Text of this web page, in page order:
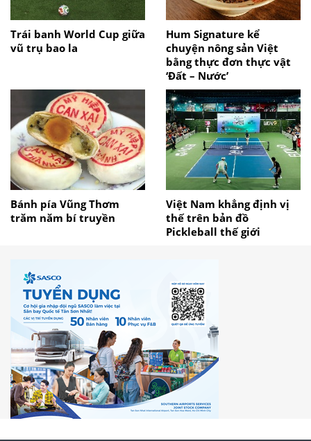
Trái banh World Cup giữa
vũ trụ bao la
Hum Signature kể
chuyện nông sản Việt
bằng thực đơn thực vật
‘Đất – Nước’
Bánh pía Vũng Thơm
trăm năm bí truyền
Việt Nam khẳng định vị
thế trên bản đồ
Pickleball thế giới